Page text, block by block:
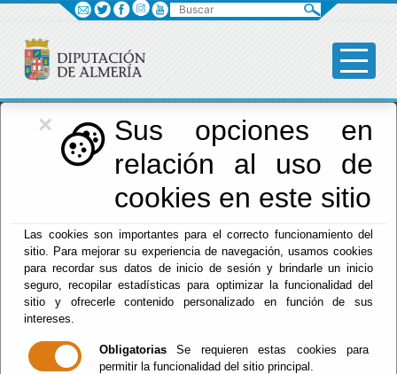
×
Sus opciones en
relación al uso de
cookies en este sitio
Las cookies son importantes para el correcto funcionamiento del
sitio. Para mejorar su experiencia de navegación, usamos cookies
para recordar sus datos de inicio de sesión y brindarle un inicio
seguro, recopilar estadísticas para optimizar la funcionalidad del
sitio y ofrecerle contenido personalizado en función de sus
intereses.
Obligatorias Se requieren estas cookies para
permitir la funcionalidad del sitio principal.
Diputación
Menú Diputación
Trámite de Aprobación - Plan Normativo
Plan Normativo 2018
Plan Normativo 2022
Plan Normativo 2023
Buscar